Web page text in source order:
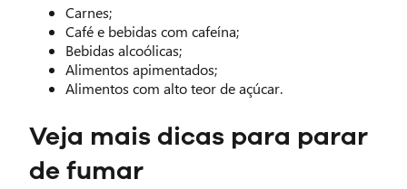
Carnes;
Café e bebidas com cafeína;
Bebidas alcoólicas;
Alimentos apimentados;
Alimentos com alto teor de açúcar.
Veja mais dicas para parar
de fumar